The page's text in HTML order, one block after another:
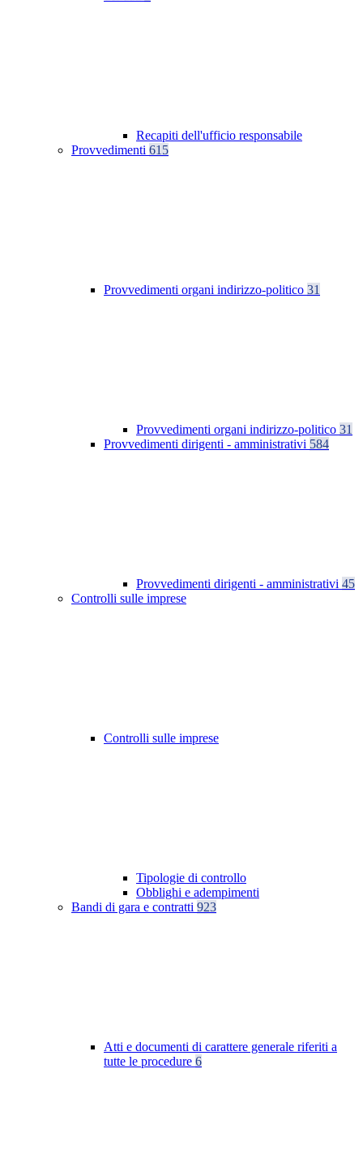
Recapiti dell'ufficio responsabile
Provvedimenti 615
Provvedimenti organi indirizzo-politico 31
Provvedimenti organi indirizzo-politico 31
Provvedimenti dirigenti - amministrativi 584
Provvedimenti dirigenti - amministrativi 45
Controlli sulle imprese
Controlli sulle imprese
Tipologie di controllo
Obblighi e adempimenti
Bandi di gara e contratti 923
Atti e documenti di carattere generale riferiti a
tutte le procedure 6